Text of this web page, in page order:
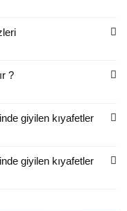
?
giyilen kıyafetler
giyilen kıyafetler